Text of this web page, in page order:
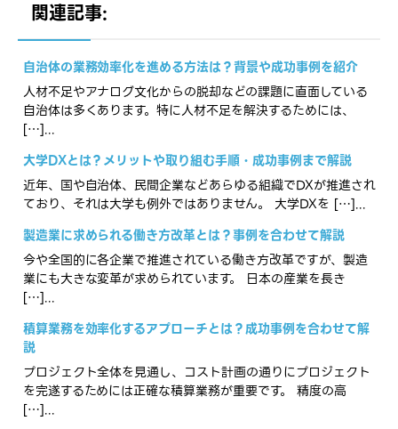
関連記事:
自治体の業務効率化を進める方法は？背景や成功事例を紹介
人材不足やアナログ文化からの脱却などの課題に直面している
自治体は多くあります。特に人材不足を解決するためには、
[…]...
大学DXとは？メリットや取り組む手順・成功事例まで解説
近年、国や自治体、民間企業などあらゆる組織でDXが推進され
ており、それは大学も例外ではありません。 大学DXを […]...
製造業に求められる働き方改革とは？事例を合わせて解説
今や全国的に各企業で推進されている働き方改革ですが、製造
業にも大きな変革が求められています。 日本の産業を長き
[…]...
積算業務を効率化するアプローチとは？成功事例を合わせて解
説
プロジェクト全体を見通し、コスト計画の通りにプロジェクト
を完遂するためには正確な積算業務が重要です。 精度の高
[…]...